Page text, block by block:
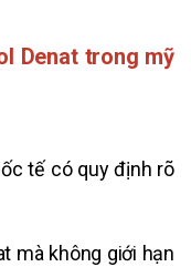
Denat trong mỹ
tế có quy định rõ
mà không giới hạn